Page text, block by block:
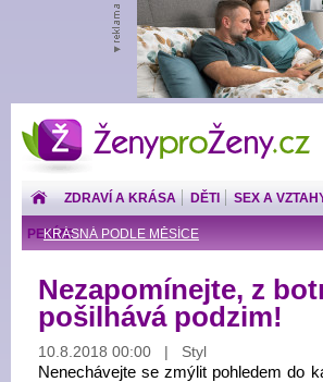
ŽenyproŽeny.cz
ZDRAVÍ A KRÁSA DĚTI SEX A
KRÁSNÁ PODLE MĚSÍCE
PENÍZE
Nezapomínejte, z
pošilhává podzim!
10.8.2018 00:00 | Styl
Nenechávejte se zmýlit pohledem do